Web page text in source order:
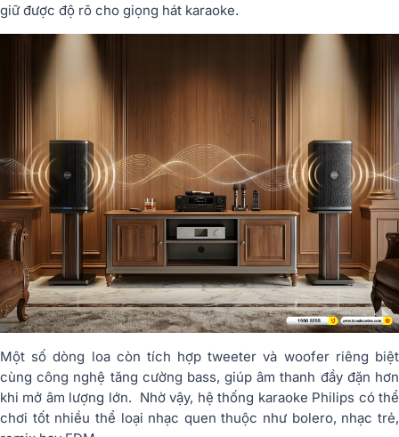
giữ được độ rõ cho giọng hát karaoke.
Một số dòng loa còn tích hợp tweeter và woofer riêng biệt
cùng công nghệ tăng cường bass, giúp âm thanh đầy đặn hơn
khi mở âm lượng lớn. Nhờ vậy, hệ thống karaoke Philips có thể
chơi tốt nhiều thể loại nhạc quen thuộc như bolero, nhạc trẻ,